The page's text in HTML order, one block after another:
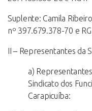
Suplente: Camila
nº 397.679.378-70 e
II – Representantes da
a)
Sindicato dos
Carapicuíba: